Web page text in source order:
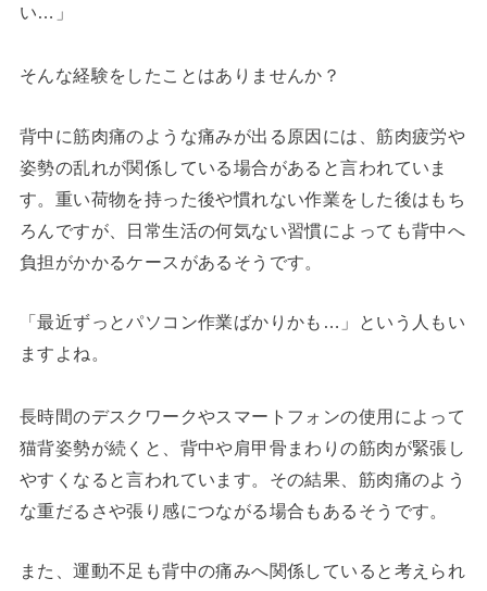
い…」
そんな経験をしたことはありませんか？
背中に筋肉痛のような痛みが出る原因には、筋肉疲労や
姿勢の乱れが関係している場合があると言われていま
す。重い荷物を持った後や慣れない作業をした後はもち
ろんですが、日常生活の何気ない習慣によっても背中へ
負担がかかるケースがあるそうです。
「最近ずっとパソコン作業ばかりかも…」という人もい
ますよね。
長時間のデスクワークやスマートフォンの使用によって
猫背姿勢が続くと、背中や肩甲骨まわりの筋肉が緊張し
やすくなると言われています。その結果、筋肉痛のよう
な重だるさや張り感につながる場合もあるそうです。
また、運動不足も背中の痛みへ関係していると考えられ